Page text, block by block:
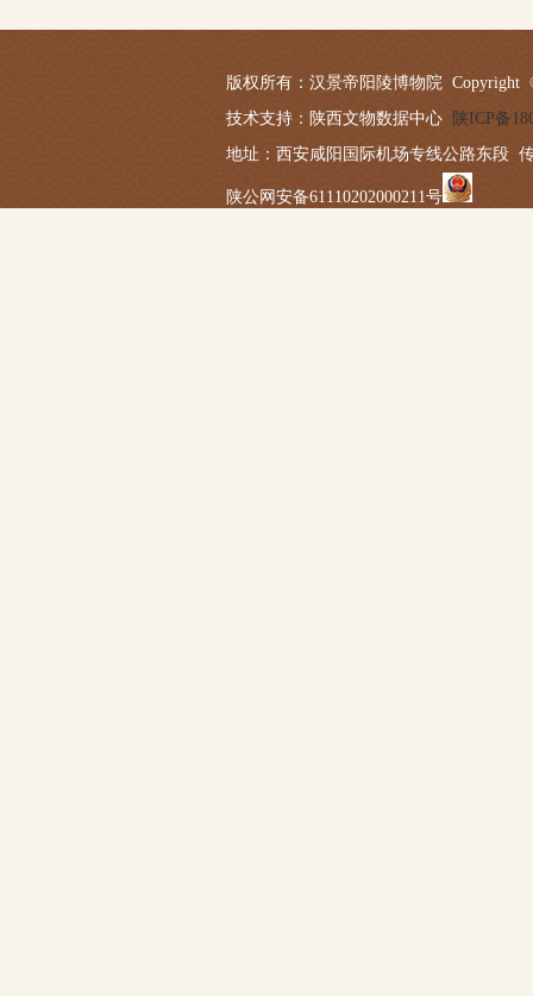
版权所有：汉景帝阳陵博物院 Copyright
技术支持：陕西文物数据中心 陕ICP备
地址：西安咸阳国际机场专线公路东段
陕公网安备61110202000211号